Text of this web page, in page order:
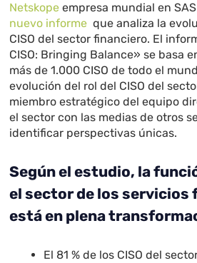
Netskope empresa mundial en
nuevo informe que analiza la
CISO del sector financiero. El
CISO: Bringing Balance» se basa
más de 1.000 CISO de todo el
evolución del rol del CISO del
miembro estratégico del equipo
el sector con las medias de otros
identificar perspectivas únicas.
Según el estudio, la
el sector de los servicios
está en plena
El 81 % de los CISO del